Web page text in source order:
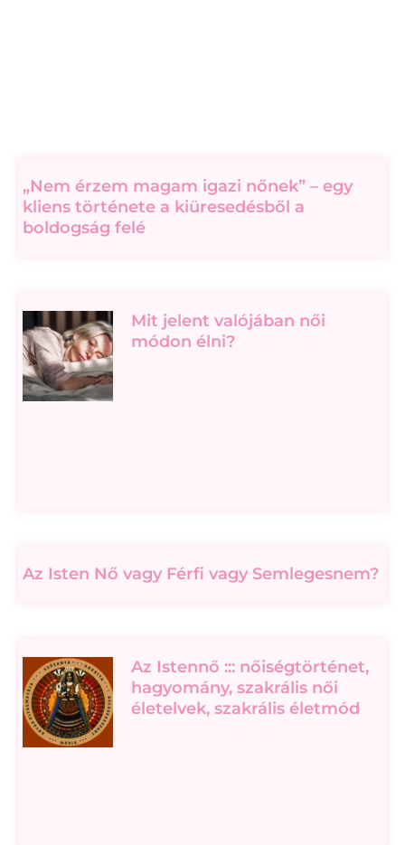
„Nem érzem magam igazi nőnek” – egy
kliens története a kiüresedésből a
boldogság felé
Mit jelent valójában női
módon élni?
Az Isten Nő vagy Férfi vagy Semlegesnem?
Az Istennő ::: nőiségtörténet,
hagyomány, szakrális női
életelvek, szakrális életmód